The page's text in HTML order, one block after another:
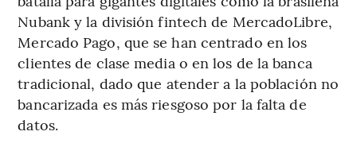
Nubank y la división fintech de MercadoLibre,
Mercado Pago, que se han centrado en los
clientes de clase media o en los de la banca
tradicional, dado que atender a la población no
bancarizada es más riesgoso por la falta de
datos.